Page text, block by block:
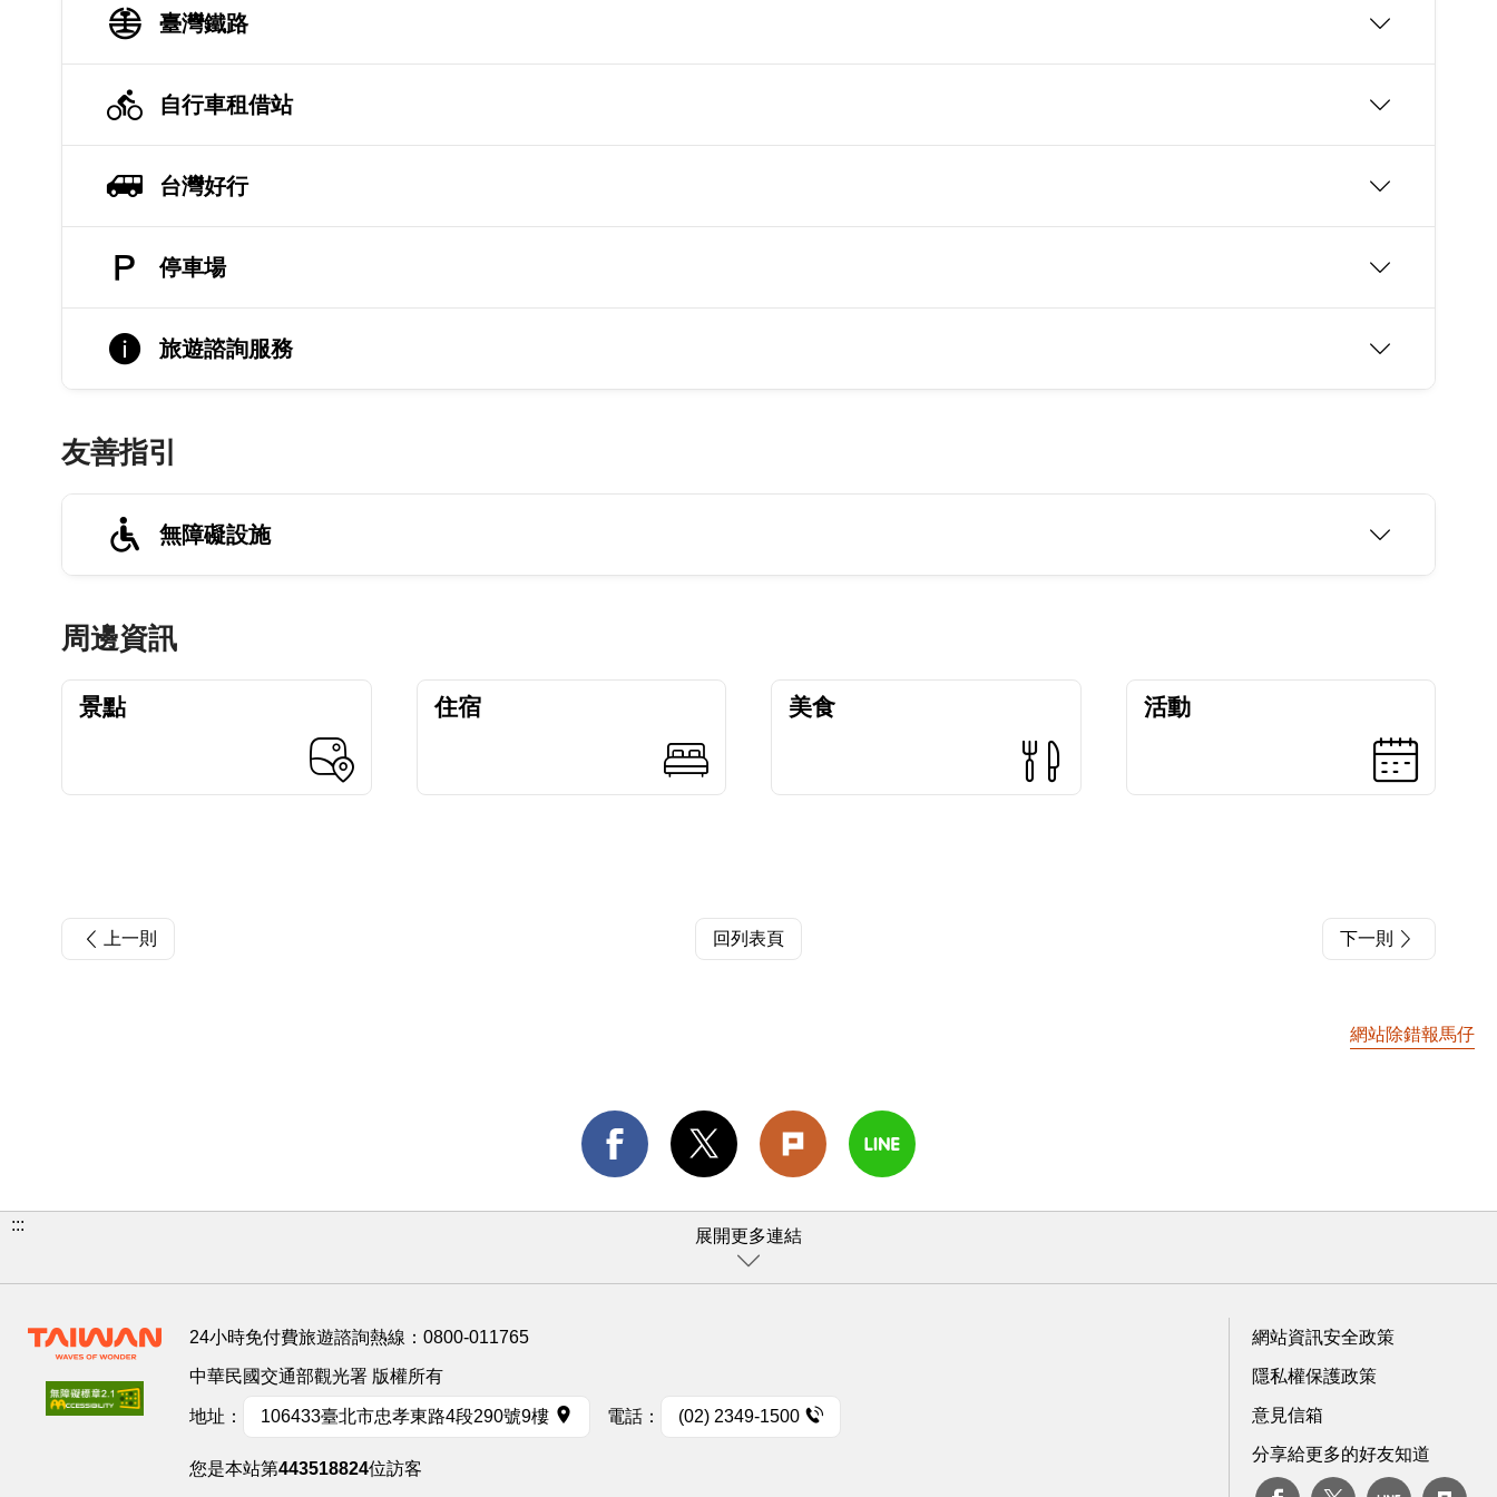
臺灣鐵路
自行車租借站
台灣好行
停車場
旅遊諮詢服務
友善指引
無障礙設施
周邊資訊
景點 住宿 美食 活動
上一則 回列表頁 下一則
網站除錯報馬仔
:::
展開更多連結
24小時免付費旅遊諮詢熱線： 0800-011765
中華民國交通部觀光署 版權所有
地址： 106433臺北市忠孝東路4段290號9樓 電話： (02) 2349-1500
您是本站第443518824位訪客
網站資訊安全政策
隱私權保護政策
意見信箱
分享給更多的好友知道